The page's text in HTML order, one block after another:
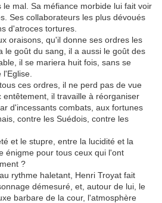
mal. Sa méfiance morbide lui fait voir
Ses collaborateurs les plus dévoués
d'atroces tortures.
oraisons, qu'il donne ses ordres les
le goût du sang, il a aussi le goût des
il se mariera huit fois, sans se
ces ordres, il ne perd pas de vue
entêtement, il travaille à réorganiser
d'incessants combats, aux fortunes
contre les Suédois, contre les
et le stupre, entre la lucidité et la
énigme pour tous ceux qui l'ont
?
rythme haletant, Henri Troyat fait
démesuré, et, autour de lui, le
barbare de la cour, l'atmosphère